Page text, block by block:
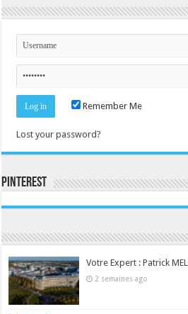
Remember Me
Lost your password?
Pinterest
Votre Expert : Patrick
2 semaines ago